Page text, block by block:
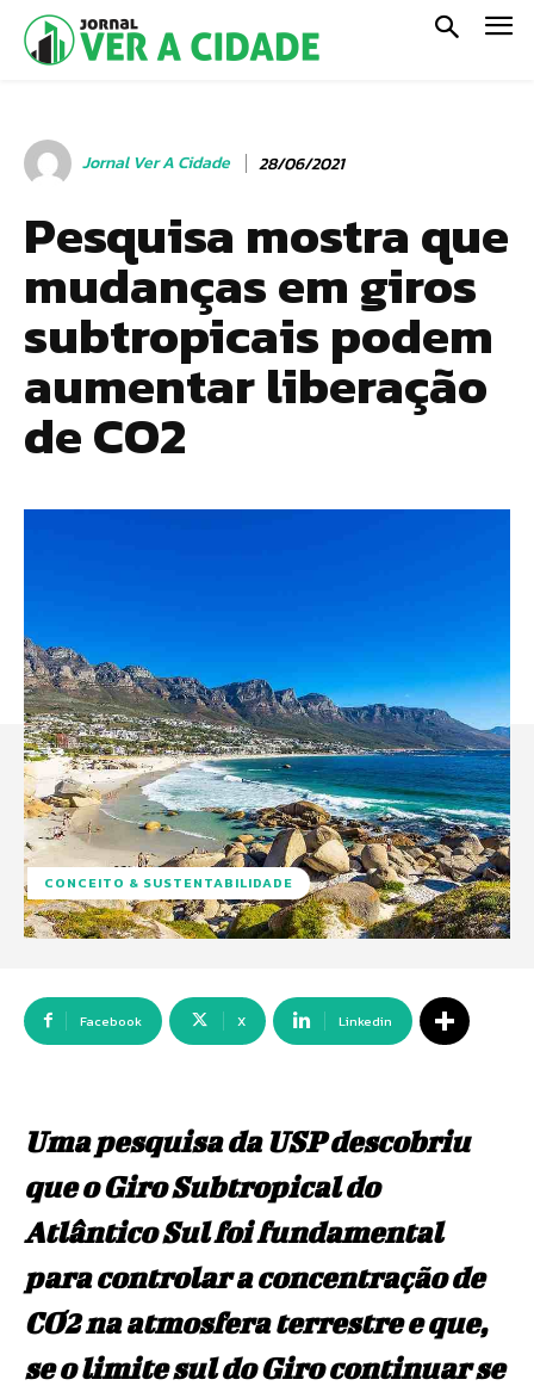
Jornal Ver A Cidade 28/06/2021
Pesquisa mostra que
mudanças em giros
subtropicais podem
aumentar liberação
de CO2
CONCEITO & SUSTENTABILIDADE
Facebook X Linkedin
Uma pesquisa da USP descobriu
que o Giro Subtropical do
Atlântico Sul foi fundamental
para controlar a concentração de
CO2 na atmosfera terrestre e que,
se o limite sul do Giro continuar se